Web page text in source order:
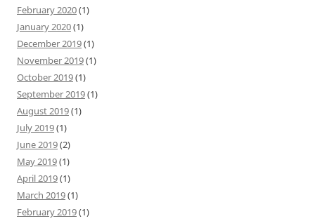
February 2020(1)
January 2020(1)
December 2019(1)
November 2019(1)
October 2019(1)
September 2019(1)
August 2019(1)
July 2019(1)
June 2019(2)
May 2019(1)
April 2019(1)
March 2019(1)
February 2019(1)